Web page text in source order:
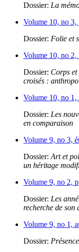
Dossier: La
Volume 10, no 3,
Dossier: Folie et
Volume 10, no
Dossier: Corps
croisés :
Volume 10, no 1,
Dossier: Les
en comparaison
Volume 9, no 3,
Dossier: Art et
un héritage
Volume 9, no 2,
Dossier: Les
recherche de son
Volume 9, no 1,
Dossier: